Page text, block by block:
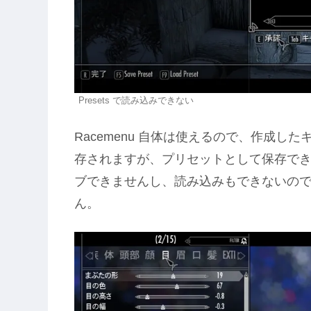
Presets で読み込みできない
Racemenu 自体は使えるので、作成した
存されますが、プリセットとして保存で
ブできませんし、読み込みもできないの
ん。